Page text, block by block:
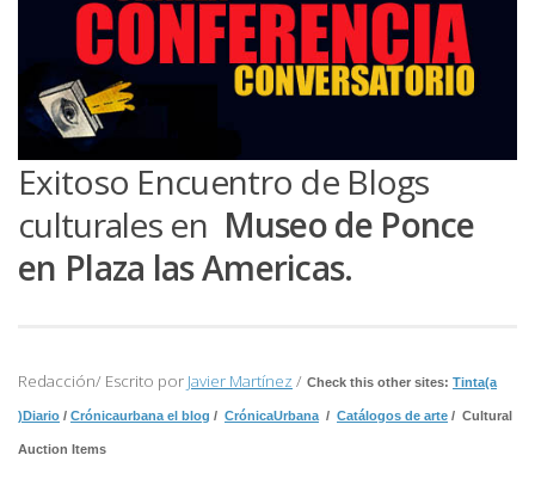
Exitoso Encuentro de Blogs
culturales en Museo de Ponce
en Plaza las Americas.
Redacción/ Escrito por Javier Martínez / Check this other sites: Tinta(a
)Diario / Crónicaurbana el blog / CrónicaUrbana / Catálogos de arte / Cultural
Auction Items